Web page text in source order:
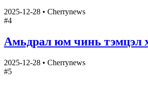
2025-12-28 • Cherrynews
#4
Амьдрал юм чинь тэмцэл
2025-12-28 • Cherrynews
#5